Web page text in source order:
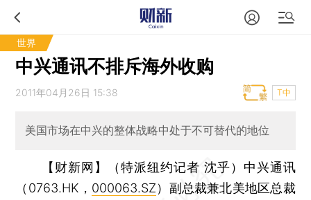
世界
中兴通讯不排斥海外收购
2011年04月26日 15:38 T中
美国市场在中兴的整体战略中处于不可替代的地位
【财新网】（特派纽约记者 沈乎） 中兴通讯
（0763.HK， 000063.SZ）副总裁兼北美地区总裁